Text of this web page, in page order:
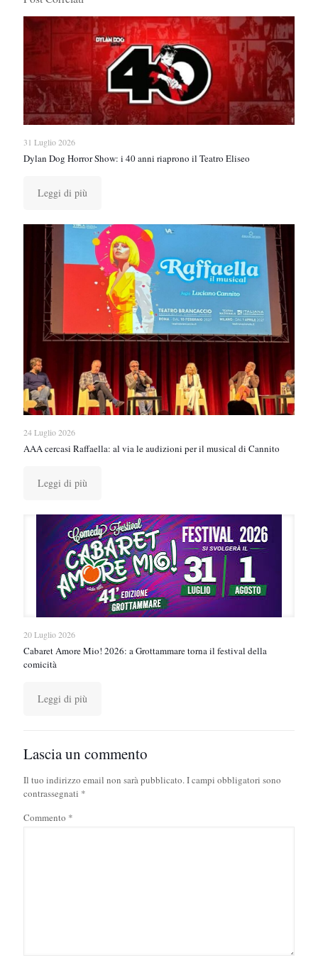
31 Luglio 2026
Dylan Dog Horror Show: i 40 anni riaprono il Teatro Eliseo
Leggi di più
24 Luglio 2026
AAA cercasi Raffaella: al via le audizioni per il musical di Cannito
Leggi di più
20 Luglio 2026
Cabaret Amore Mio! 2026: a Grottammare torna il festival della
comicità
Leggi di più
Lascia un commento
Il tuo indirizzo email non sarà pubblicato.I campi obbligatori sono
contrassegnati *
Commento *